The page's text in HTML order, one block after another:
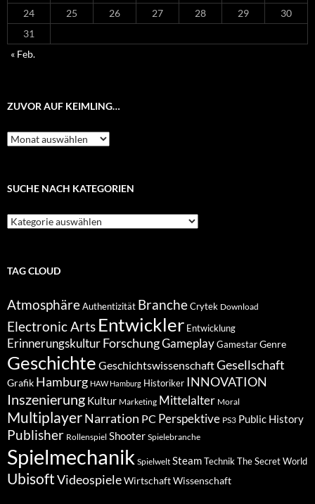
24
25 26 27 28 29
30
31
« Feb.
ZUVOR AUF KEIMLING…
Zuvor
auf
SUCHE NACH KATEGORIEN
Suche
nach
TAG CLOUD
Atmosphäre Authentizität Branche Crytek Download
Electronic Arts Entwickler Entwicklung
Erinnerungskultur ForschungGameplay Gamestar Genre
Geschichte GeschichtswissenschaftGesellschaft
Grafik Hamburg HAW Hamburg Historiker INNOVATION
Inszenierung Kultur Marketing Mittelalter Moral
MultiplayerNarration PC Perspektive PS3 Public History
Publisher Rollenspiel Shooter Spielebranche
Spielmechanik Spielwelt Steam Technik The Secret World
UbisoftVideospieleWirtschaftWissenschaft